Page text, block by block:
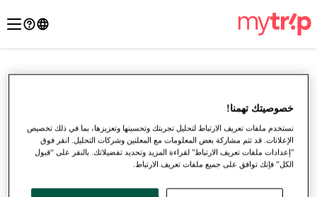
خصوصيتك تهمنا!
نستخدم ملفات تعريف الارتباط لتحليل تجربتك وتحسينها وتعزيزها، بما في ذلك تخصيص
الإعلانات. قد تتم مشاركة بعض المعلومات مع المعلنين وشركات التحليل. انقر فوق
"إعدادات ملفات تعريف الارتباط" لقراءة المزيد وتحديد تفضيلاتك. بالنقر على “قبول
الكل” فإنك توافق على جميع ملفات تعريف الارتباط.